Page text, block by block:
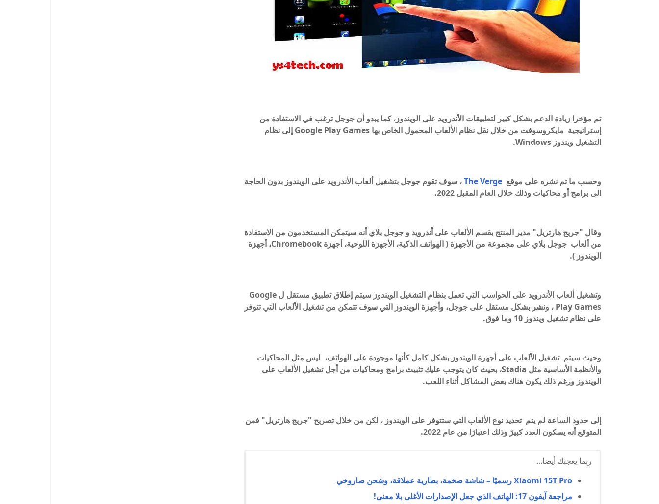
تم مؤخرا زيادة الدعم بشكل كبير لتطبيقات الأندرويد على الويندوز، كما يبدو أن جوجل ترغب في الاستفادة من
إستراتيجية مايكروسوفت من خلال نقل نظام الألعاب المحمول الخاص بها Google Play Games إلى نظام
التشغيل ويندوز Windows.
وحسب ما تم نشره على موقع The Verge، سوف تقوم جوجل بتشغيل ألعاب الأندرويد على الويندوز بدون الحاجة
الى برامج أو محاكيات وذلك خلال العام المقبل 2022.
وقال "جريج هارتريل" مدير المنتج بقسم الألعاب على أندرويد و جوجل بلاي أنه سيتمكن المستخدمون من الاستفادة
من ألعاب جوجل بلاي على مجموعة من الأجهزة ( الهواتف الذكية، الأجهزة اللوحية، أجهزة Chromebook، أجهزة
الويندوز ).
وتشغيل ألعاب الأندرويد على الحواسب التي تعمل بنظام التشغيل الويندوز سيتم إطلاق تطبيق مستقل ل Google
Play Games ، ونشر بشكل مستقل على جوجل، وأجهزة الويندوز التي سوف تتمكن من تشغيل الألعاب التي تتوفر
على نظام تشغيل ويندوز 10 وما فوق.
وحيث سيتم تشغيل الألعاب على أجهرة الويندوز بشكل كامل كأنها موجودة على الهواتف، ليس مثل المحاكيات
والأنظمة الأساسية مثل Stadia، بحيث كان يتوجب عليك تثبيث برامج ومحاكيات من أجل تشغيل الألعاب على
الويندوز ورغم ذلك يكون هناك بعض المشاكل أثناء اللعب.
إلى حدود الساعة لم يتم تحديد نوع الألعاب التي ستتوفر على الويندوز ، لكن من خلال تصريح "جريج هارتريل" فمن
المتوقع أنه يسكون العدد كبيرً وذلك اعتبارًا من عام 2022.
ربما يعجبك أيضا...
Xiaomi 15T Pro رسميًا – شاشة ضخمة، بطارية عملاقة، وشحن صاروخي
مراجعة آيفون 17: الهاتف الذي جعل الإصدارات الأغلى بلا معنى!